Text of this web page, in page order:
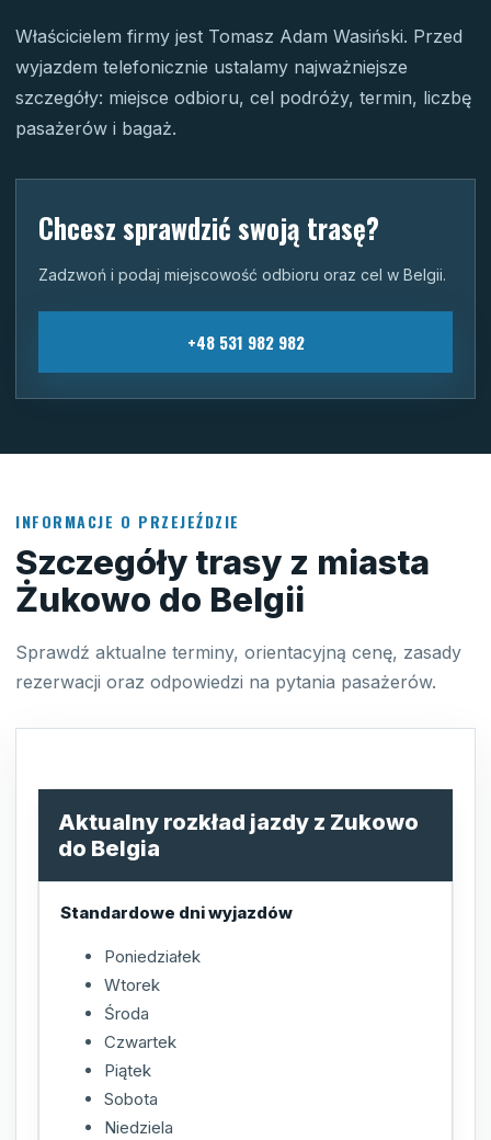
Właścicielem firmy jest Tomasz Adam Wasiński. Przed
wyjazdem telefonicznie ustalamy najważniejsze
szczegóły: miejsce odbioru, cel podróży, termin, liczbę
pasażerów i bagaż.
Chcesz sprawdzić swoją trasę?
Zadzwoń i podaj miejscowość odbioru oraz cel w Belgii.
+48 531 982 982
INFORMACJE O PRZEJEŹDZIE
Szczegóły trasy z miasta
Żukowo do Belgii
Sprawdź aktualne terminy, orientacyjną cenę, zasady
rezerwacji oraz odpowiedzi na pytania pasażerów.
Aktualny rozkład jazdy z Zukowo
do Belgia
Standardowe dni wyjazdów
Poniedziałek
Wtorek
Środa
Czwartek
Piątek
Sobota
Niedziela